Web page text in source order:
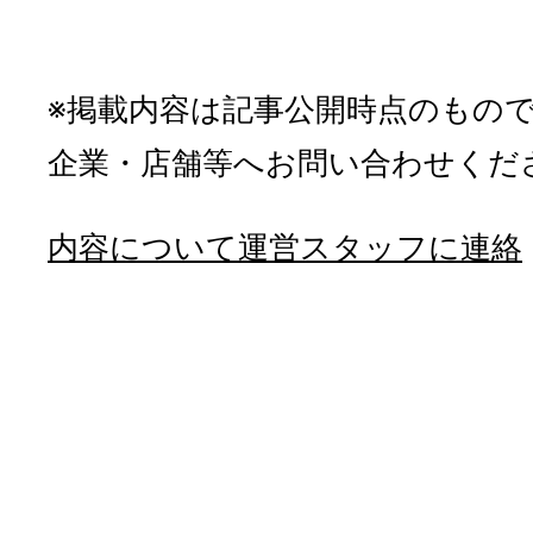
※掲載内容は記事公開時点のもの
企業・店舗等へお問い合わせくだ
内容について運営スタッフに連絡